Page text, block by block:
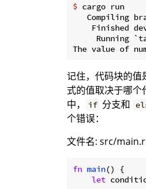
$ cargo run
Compiling
Finished
Running
记住，代码块的值
式的值取决于哪个
中，
if 分支和
个错误：
文件名: src/
fn main() {
let